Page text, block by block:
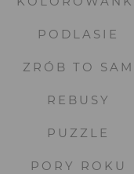
PODLASIE
ZRÓB TO SAM
REBUSY
PUZZLE
PORY ROKU